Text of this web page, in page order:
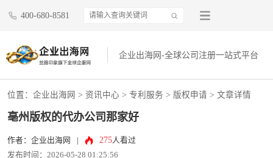
400-680-8581
企业出海网-全球公司注册一站式平台
位置： 企业出海网 > 资讯中心 > 专利服务 > 版权申请 > 文章详情
亳州版权的代办公司那家好
作者：企业出海网 275人看过
发布时间：2026-05-28 01:25:56